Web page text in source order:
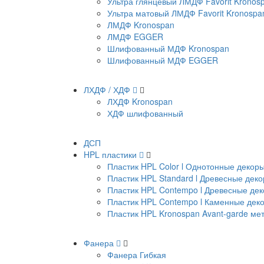
Ультра матовый ЛМДФ Favorit
ЛМДФ Kronospan
ЛМДФ EGGER
Шлифованный МДФ Kronospan
Шлифованный МДФ EGGER
ЛХДФ / ХДФ
ЛХДФ Kronospan
ХДФ шлифованный
ДСП
HPL пластики
Пластик HPL Color l Однотонные декоры
Пластик HPL Standard l Древесные
Пластик HPL Contempo l Древесные
Пластик HPL Contempo l Каменные
Пластик HPL Kronospan Avant-garde
Фанера
Фанера Гибкая